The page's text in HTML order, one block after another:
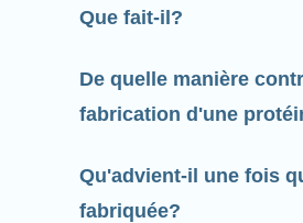
Que fait-il?
De quelle manière
fabrication d'une
Qu'advient-il une fois
fabriquée?